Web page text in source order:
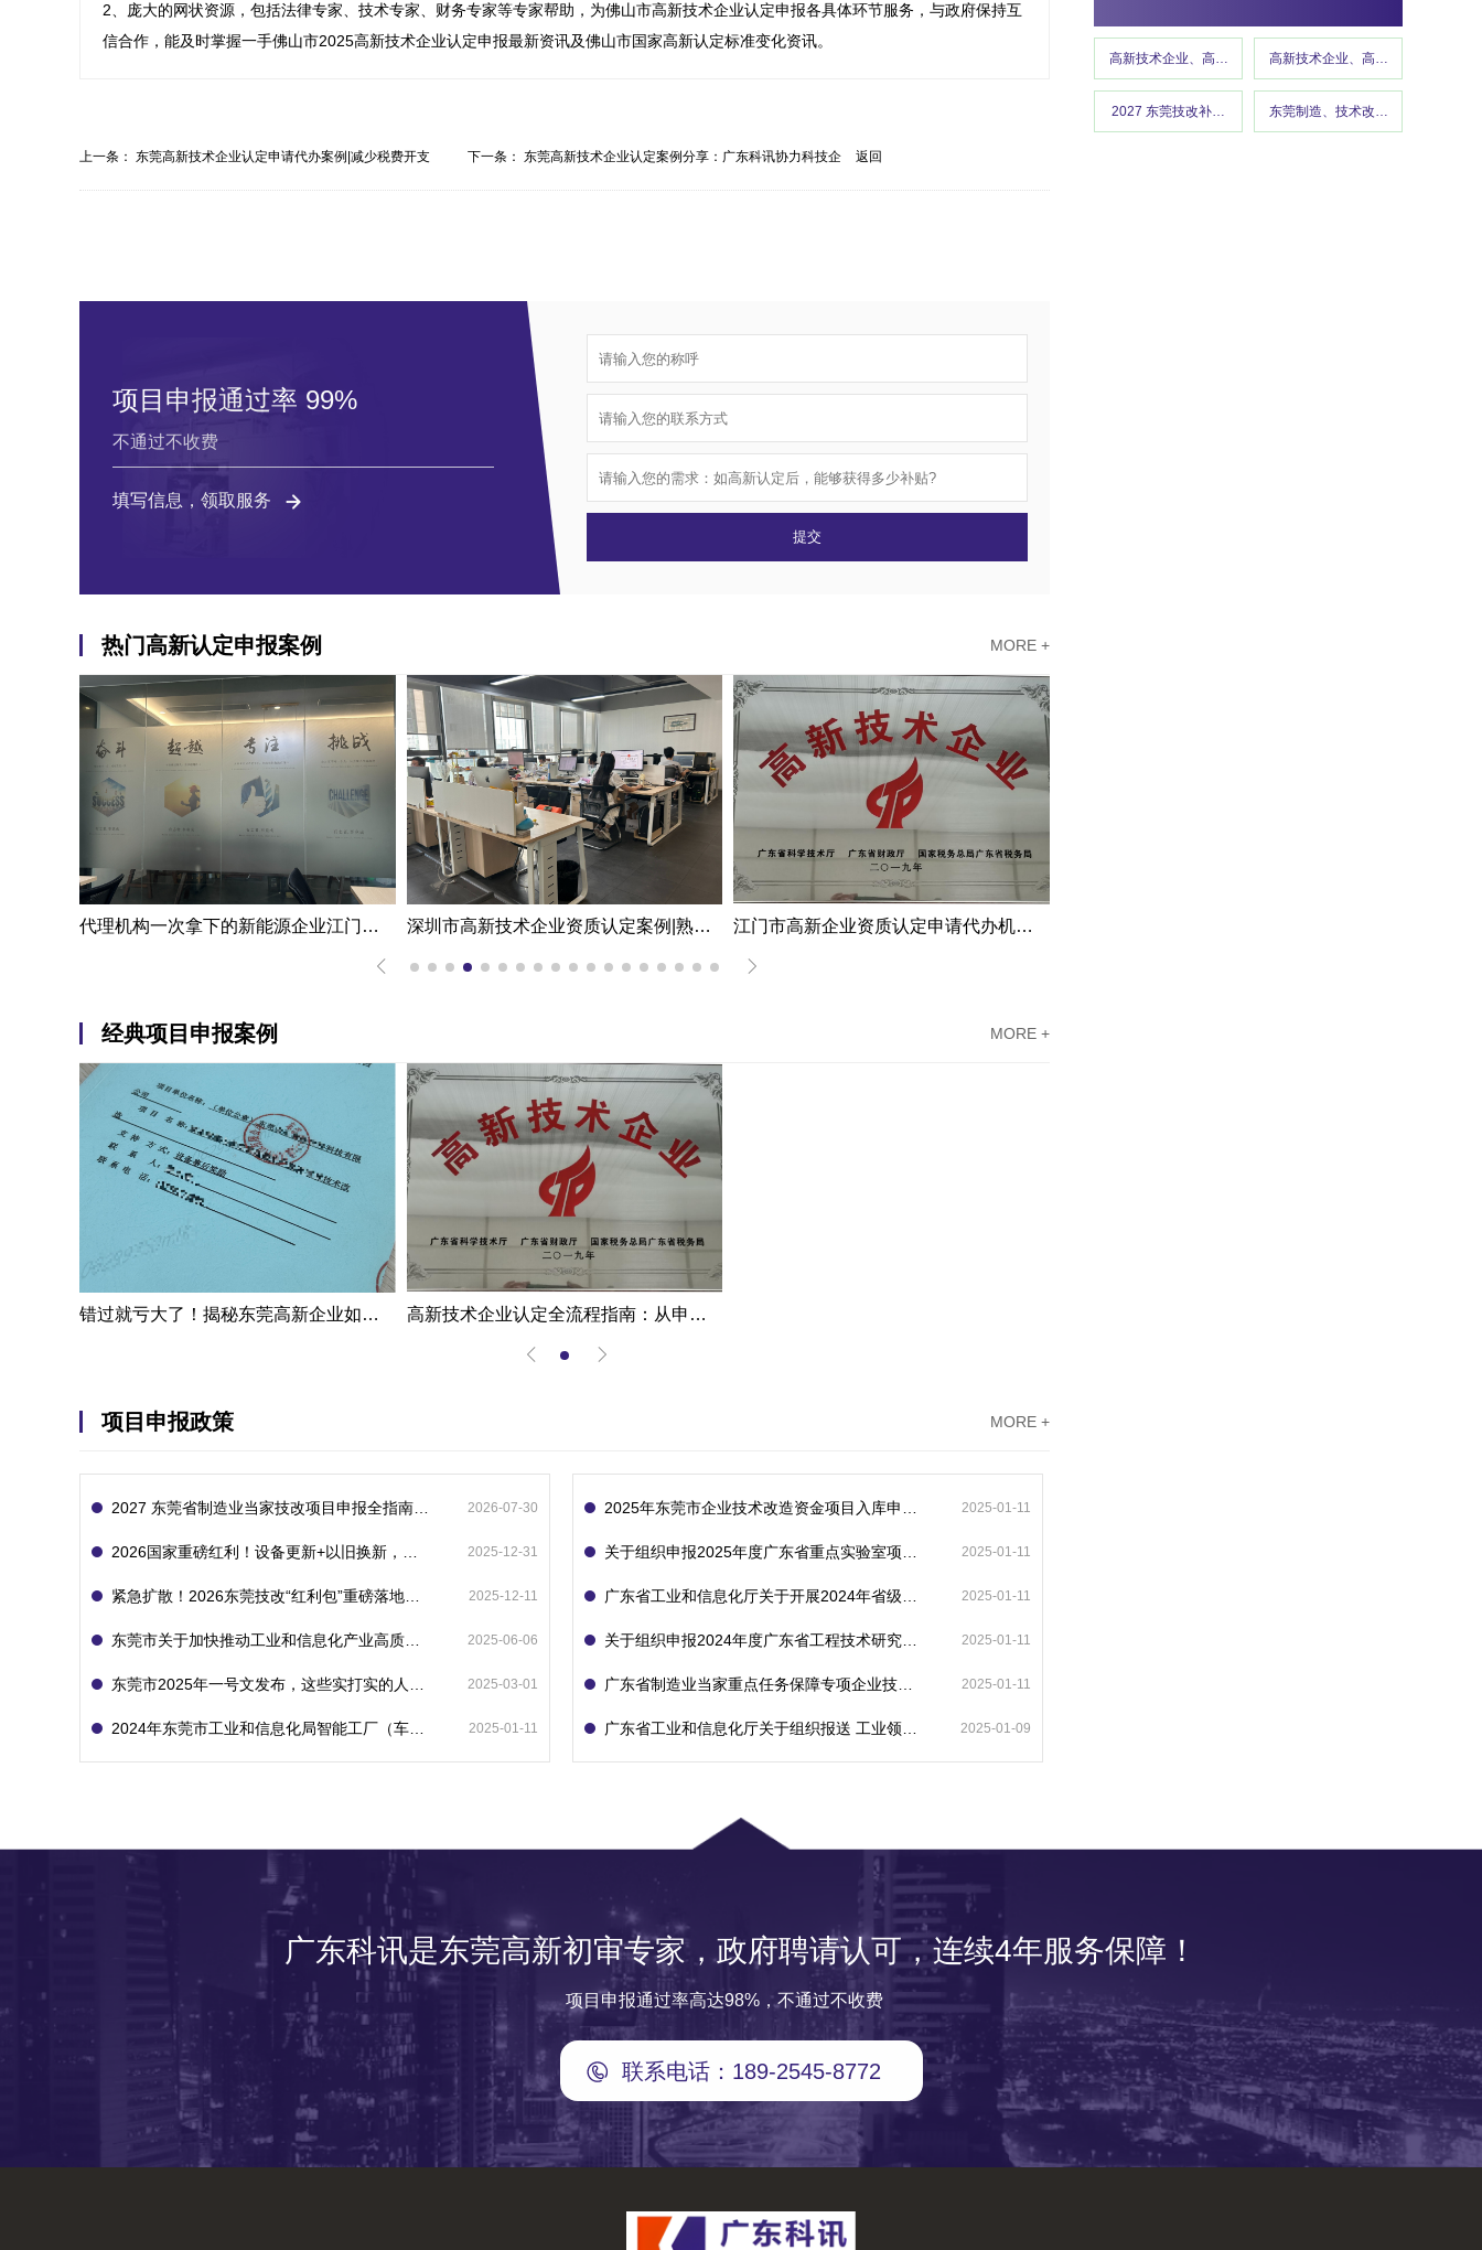
高新技术企业、高企认定、高企申报高新技术企业、高企认定、高企申
2027 东莞技改补贴、东莞制造业当家技改申报、东莞省级技
东莞制造、技术改造、东莞工信、
2、庞大的网状资源，包括法律专家、技术专家、财务专家等专家帮助，为佛山市高新技术企业认定申报各具体环节服务，与政府保持互
信合作，能及时掌握一手佛山市2025高新技术企业认定申报最新资讯及佛山市国家高新认定标准变化资讯。
上一条： 东莞高新技术企业认定申请代办案例|减少税费开支 下一条： 东莞高新技术企业认定案例分享：广东科讯协力科技企
返回
项目申报通过率 99%
不通过不收费
填写信息，领取服务
热门高新认定申报案例 MORE +
代理机构一次拿下的新能源企业江门高新技术企业认定申报案例 深圳市高新技术企业资质认定案例|熟练掌握国家高新企业资质认定 江门市高新企业资质认定申请代办机构服务案例
经典项目申报案例 MORE +
错过就亏大了！揭秘东莞高新企业如何轻松拿下省级技术改造项目300万补贴 高新技术企业认定全流程指南：从申报到复审的成功经验分享
项目申报政策 MORE +
2026-07-30
2025-12-31
2025-12-11
2025-06-06
2025-03-01
2025-01-11
2025-01-11
2025-01-11
2025-01-11
2025-01-11
2025-01-11
2025-01-09
广东科讯是东莞高新初审专家，政府聘请认可，连续4年服务保障！
项目申报通过率高达98%，不通过不收费
联系电话：189-2545-8772